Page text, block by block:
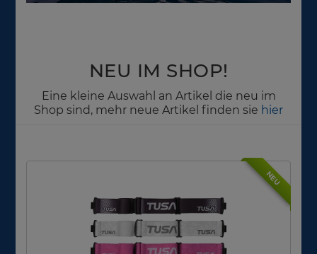
NEU IM SHOP!
Eine kleine Auswahl an Artikel die neu im
Shop sind, mehr neue Artikel finden sie hier
NEU